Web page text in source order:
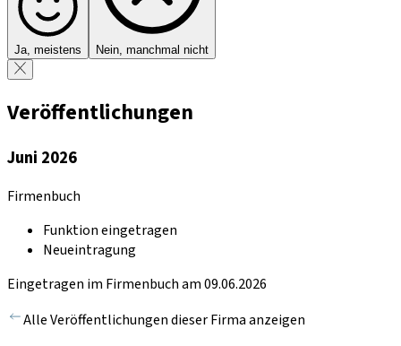
Ja, meistens Nein, manchmal nicht
Veröffentlichungen
Juni 2026
Firmenbuch
Funktion eingetragen
Neueintragung
Eingetragen im Firmenbuch am 09.06.2026
Alle Veröffentlichungen dieser Firma anzeigen